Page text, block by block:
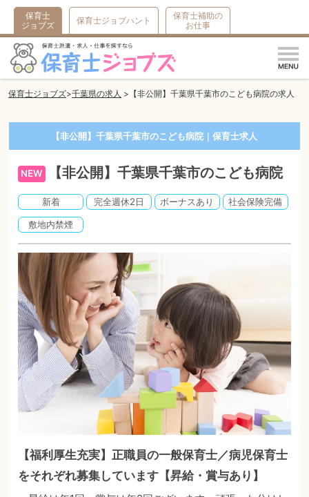
保育士
ジョブズ
保育士ジョブハント
保育士補助の
お仕事
保育士ジョブズ 千葉県の求人 【非公開】千葉県千葉市のこども病院の求人
【非公開】千葉県千葉市のこども病院｜保育士求人
NEW 【非公開】千葉県千葉市のこども病院
新着 完全週休2日 ボーナスあり 社会保険完備
敷地内禁煙
【福利厚生充実】正職員の一般保育士／病児保育士
をそれぞれ募集しています【昇給・賞与あり】